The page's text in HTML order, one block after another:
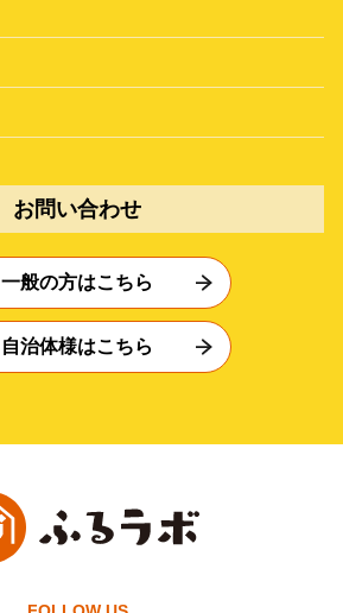
お問い合わせ
一般の方はこちら
自治体様はこちら